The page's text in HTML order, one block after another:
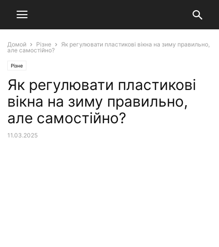
Домой Різне
Як регулювати пластикові вікна на зиму правильно,
але самостійно?
Різне
Як регулювати пластикові
вікна на зиму правильно,
але самостійно?
11.03.2025